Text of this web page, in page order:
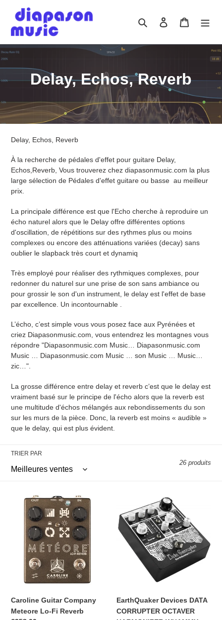
contenu
RechercherSe connecter
Panier
C
o
l
l
e
c
i
o
n
:
Delay, Echos, Reverb
Delay, Echos, Reverb
À la recherche de pédales d'effet pour guitare Delay,
Echos,Reverb, Vous trouverez chez diapasonmusic.com la plus
large sélection de Pédales d'effet guitare ou basse au meilleur
prix.
La principale différence est que l'Echo cherche à reproduire un
écho naturel alors que le Delay offre différentes options
d'oscillation, de répétitions sur des rythmes plus ou moins
complexes ou encore des atténuations variées (decay) sans
oublier le slapback très court et dynamiq
Très employé pour réaliser des rythmiques complexes, pour
redonner du naturel sur une prise de son sans ambiance ou
pour grossir le son d'un instrument, le delay est l'effet de base
par excellence. Un incontournable .
L’écho, c’est simple vous vous posez face aux Pyrénées et
criez Diapasonmusic.com, vous entendrez les montagnes vous
répondre "Diapasonmusic.com Music… Diapasonmusic.com
Music … Diapasonmusic.com Music … son Music … Music…
zic…".
La grosse différence entre delay et reverb c’est que le delay est
vraiment basé sur le principe de l'écho alors que la reverb est
une multitude d'échos mélangés aux rebondissements du son
sur les murs de la pièce. Donc, la reverb est moins « audible »
que le delay, qui est plus évident.
TRIER PAR
26 produits
Caroline
Guitar
Company
Meteore
Reverb
Caroline Guitar Company
Meteore Lo-Fi Reverb
Devices
DATA
CORRUPTER
OCTAVER
HARMONIZER
WHAMMY
EarthQuaker Devices DATA
CORRUPTER OCTAVER